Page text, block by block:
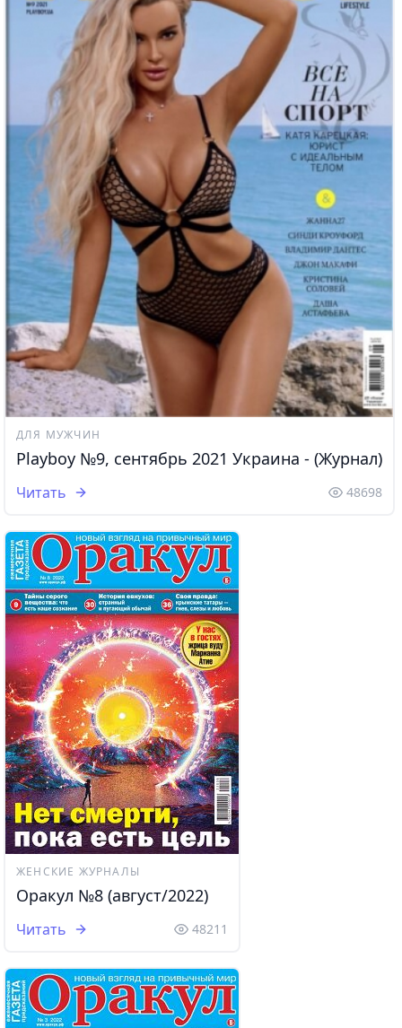
ДЛЯ МУЖЧИН
Playboy №9, сентябрь 2021 Украина - (Журнал)
Читать 48698
ЖЕНСКИЕ ЖУРНАЛЫ
Оракул №8 (август/2022)
Читать 48211